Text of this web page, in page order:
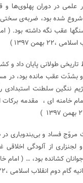
علمی در دوران پهلوی‌ها و
شده بود، ضربه‌ی سختی
عقب نگه داشته بود. (
بهمن ۱۳۹۷ )
طولانی پایان داد و
بشدّت عقب مانده بود، در
ننگین سلطنت استبدادی
خامنه ای ، مقدمه برکات
فساد و بی‌بندوباری در
از آلودگی اخلاقی
کشانده بود، … ( امام
دوم انقلاب اسلامی ،۲۲ بهمن ۱۳۹۷)